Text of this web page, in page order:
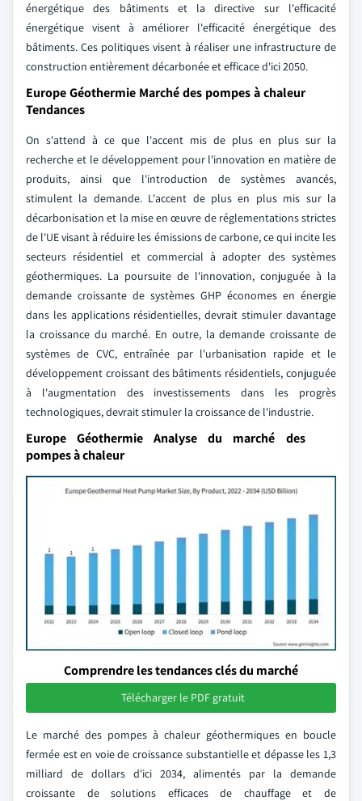
énergétique des bâtiments et la directive sur l'efficacité
énergétique visent à améliorer l'efficacité énergétique des
bâtiments. Ces politiques visent à réaliser une infrastructure de
construction entièrement décarbonée et efficace d'ici 2050.
Europe Géothermie Marché des pompes à chaleur
Tendances
On s'attend à ce que l'accent mis de plus en plus sur la
recherche et le développement pour l'innovation en matière de
produits, ainsi que l'introduction de systèmes avancés,
stimulent la demande. L'accent de plus en plus mis sur la
décarbonisation et la mise en œuvre de réglementations strictes
de l'UE visant à réduire les émissions de carbone, ce qui incite les
secteurs résidentiel et commercial à adopter des systèmes
géothermiques. La poursuite de l'innovation, conjuguée à la
demande croissante de systèmes GHP économes en énergie
dans les applications résidentielles, devrait stimuler davantage
la croissance du marché. En outre, la demande croissante de
systèmes de CVC, entraînée par l'urbanisation rapide et le
développement croissant des bâtiments résidentiels, conjuguée
à l'augmentation des investissements dans les progrès
technologiques, devrait stimuler la croissance de l'industrie.
Europe Géothermie Analyse du marché des
pompes à chaleur
Comprendre les tendances clés du marché
Télécharger le PDF gratuit
Le marché des pompes à chaleur géothermiques en boucle
fermée est en voie de croissance substantielle et dépasse les 1,3
milliard de dollars d'ici 2034, alimentés par la demande
croissante de solutions efficaces de chauffage et de